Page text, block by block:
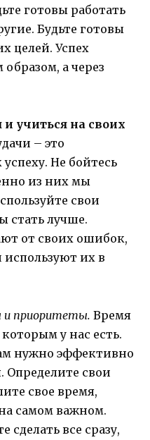
готовы работать
Будьте готовы
целей. Успех
а через
и учиться на своих
– это
Не бойтесь
из них мы
свои
стать лучше.
от своих ошибок,
их в
и приоритеты. Время
у нас есть.
нужно эффективно
Определите свои
свое время,
самом важном.
сделать все сразу,